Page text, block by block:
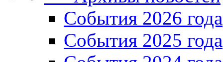
Cобытия 2026 года
События 2025 года